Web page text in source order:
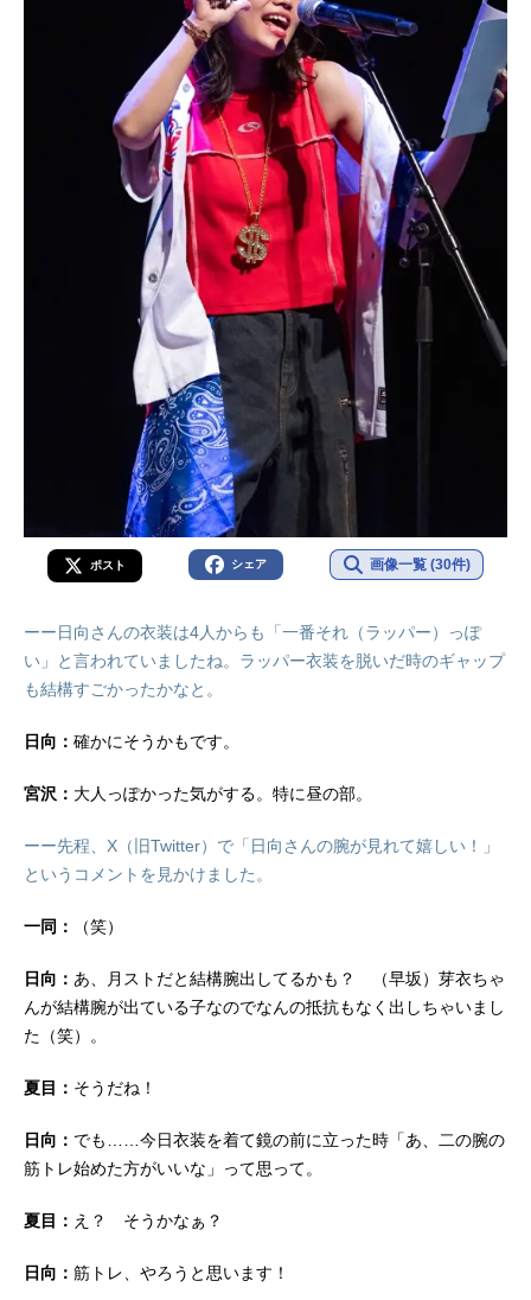
ポスト シェア 画像一覧 (30件)
ーー日向さんの衣装は4人からも「一番それ（ラッパー）っぽ
い」と言われていましたね。ラッパー衣装を脱いだ時のギャップ
も結構すごかったかなと。
日向： 確かにそうかもです。
宮沢： 大人っぽかった気がする。特に昼の部。
ーー先程、X（旧Twitter）で「日向さんの腕が見れて嬉しい！」
というコメントを見かけました。
一同： （笑）
日向： あ、月ストだと結構腕出してるかも？ （早坂）芽衣ちゃ
んが結構腕が出ている子なのでなんの抵抗もなく出しちゃいまし
た（笑）。
夏目： そうだね！
日向： でも……今日衣装を着て鏡の前に立った時「あ、二の腕の
筋トレ始めた方がいいな」って思って。
夏目： え？ そうかなぁ？
日向： 筋トレ、やろうと思います！